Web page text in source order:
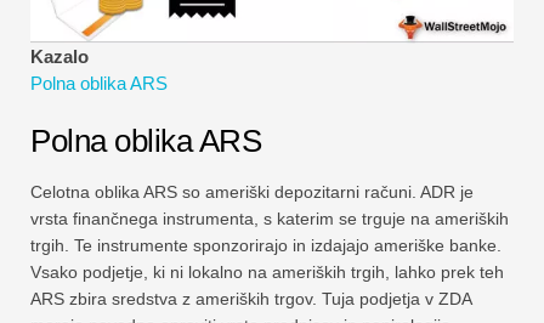
Vadnice za finančno modeliranje
Polna oblika
Vadnice za obvladovanje tveganj
Kazalo
Polna oblika ARS
Polna oblika ARS
Celotna oblika ARS so ameriški depozitarni računi. ADR je
vrsta finančnega instrumenta, s katerim se trguje na ameriških
trgih. Te instrumente sponzorirajo in izdajajo ameriške banke.
Vsako podjetje, ki ni lokalno na ameriških trgih, lahko prek teh
ARS zbira sredstva z ameriških trgov. Tuja podjetja v ZDA